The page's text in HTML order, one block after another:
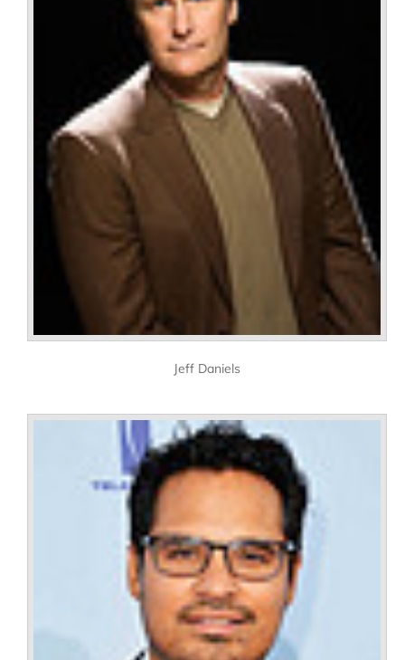
Jeff Daniels